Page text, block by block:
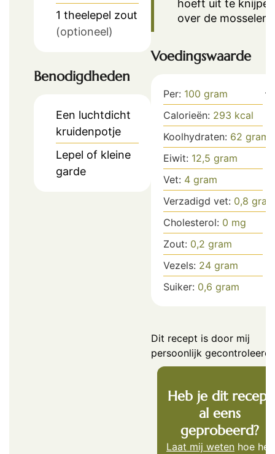
1 theelepel zout
(optioneel)
Benodigdheden
Een luchtdicht
kruidenpotje
Lepel of kleine
garde
hoeft uit te knijpen
over de mosselen.
Voedingswaarde
Per: 100 gram
Calorieën: 293 kcal
Koolhydraten: 62 gram
Eiwit: 12,5 gram
Vet: 4 gram
Verzadigd vet: 0,8 gram
Cholesterol: 0 mg
Zout: 0,2 gram
Vezels: 24 gram
Suiker: 0,6 gram
Dit recept is door mij
persoonlijk gecontroleerd.
Heb je dit recept
al eens
geprobeerd?
Laat mij weten hoe het